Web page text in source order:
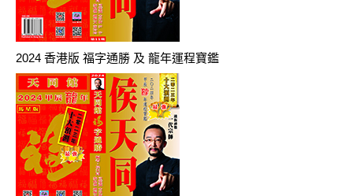
2024 香港版 福字通勝 及 龍年運程寶鑑